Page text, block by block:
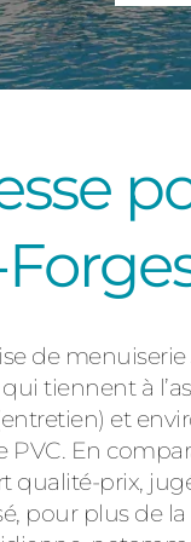
de
tiennent à
et
En
qualité-prix,
pour plus de